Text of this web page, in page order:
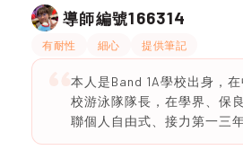
導師編號166314
有耐性 細心 提供筆記
本人是Band 1A學校出身，
校游泳隊隊長，在學界、保
聯個人自由式、接力第一三